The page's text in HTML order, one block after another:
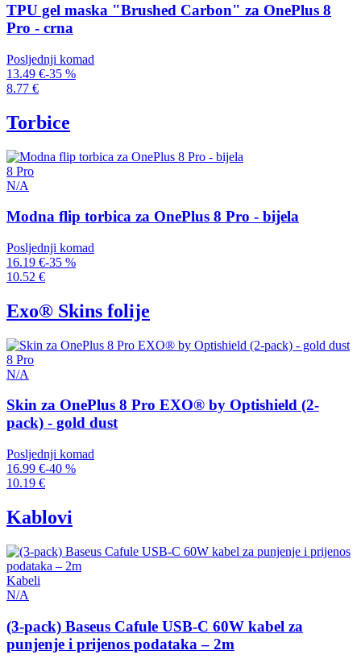
TPU gel maska "Brushed Carbon" za OnePlus 8
Pro - crna
Posljednji komad
13.49 €-35 %
8.77 €
Torbice
8 Pro
N/A
Modna flip torbica za OnePlus 8 Pro - bijela
Posljednji komad
16.19 €-35 %
10.52 €
Exo® Skins folije
8 Pro
N/A
Skin za OnePlus 8 Pro EXO® by Optishield (2-
pack) - gold dust
Posljednji komad
16.99 €-40 %
10.19 €
Kablovi
Kabeli
N/A
(3-pack) Baseus Cafule USB-C 60W kabel za
punjenje i prijenos podataka – 2m